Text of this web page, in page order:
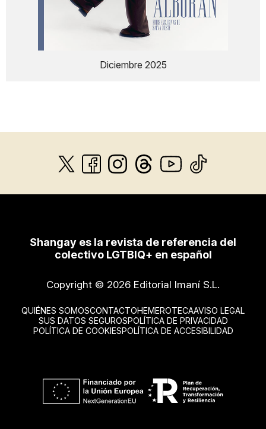
Diciembre 2025
Shangay es la revista de referencia del
colectivo LGTBIQ+ en español
Copyright © 2026 Editorial Imaní S.L.
QUIÉNES SOMOSCONTACTOHEMEROTECAAVISO LEGAL
SUS DATOS SEGUROSPOLÍTICA DE PRIVACIDAD
POLÍTICA DE COOKIESPOLÍTICA DE ACCESIBILIDAD